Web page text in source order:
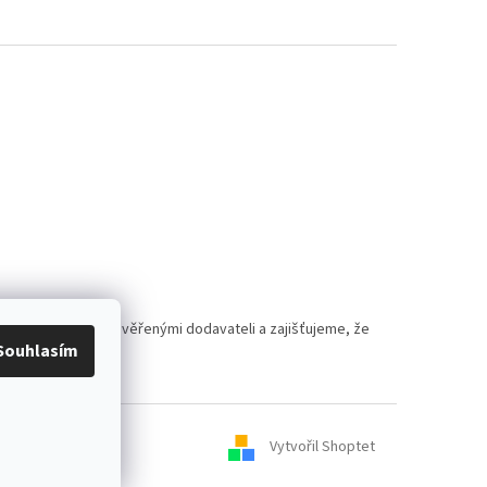
s prověřenými dodavateli a zajišťujeme, že
Vytvořil Shoptet